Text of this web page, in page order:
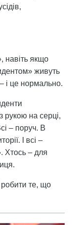
навіть якщо
живуть
і це нормально.
рукою на серці,
– поруч. В
І всі –
Хтось – для
те, що